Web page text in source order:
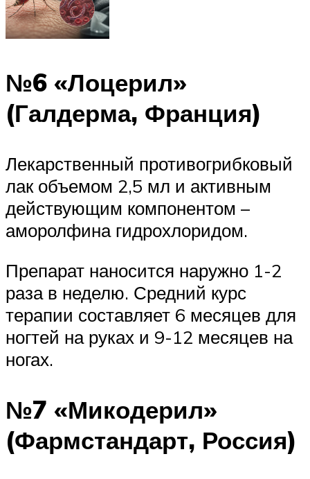
№6 «Лоцерил»
(Галдерма, Франция)
Лекарственный противогрибковый
лак объемом 2,5 мл и активным
действующим компонентом –
аморолфина гидрохлоридом.
Препарат наносится наружно 1-2
раза в неделю. Средний курс
терапии составляет 6 месяцев для
ногтей на руках и 9-12 месяцев на
ногах.
№7 «Микодерил»
(Фармстандарт, Россия)